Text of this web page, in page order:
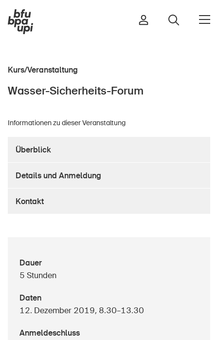
Sport & Bewegung
Gebäude & Anlagen
In der Kindheit
In der Schule
Über die BFU
Medien
Politik
Sinus Plus
Kampagnen
Kurs/Veranstaltung
Wasser-Sicherheits-Forum
Informationen zu dieser Veranstaltung
Überblick
Details und Anmeldung
Kontakt
Dauer
5 Stunden
Daten
12. Dezember 2019, 8.30–13.30
Anmeldeschluss